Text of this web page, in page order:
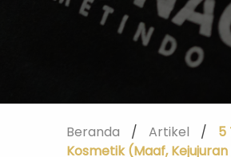
Beranda
/ Artikel /
5
Kosmetik (Maaf,